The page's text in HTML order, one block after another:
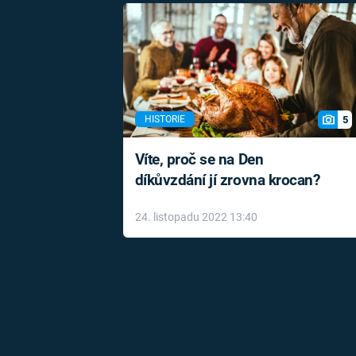
HISTORIE 5
Víte, proč se na Den
díkůvzdání jí zrovna krocan?
24. listopadu 2022 13:40